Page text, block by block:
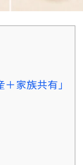
家族共有」